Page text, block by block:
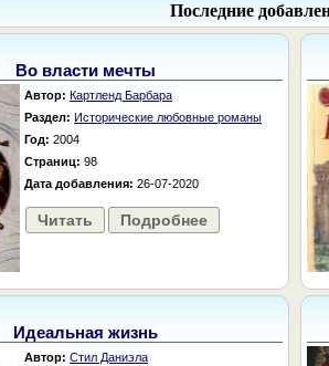
Последние
Во власти мечты
Автор: Картленд Барбара
Раздел: Исторические любовные романы
Год: 2004
Страниц: 98
Дата добавления: 26-07-2020
Читать Подробнее
Идеальная жизнь
Автор: Стил Даниэла